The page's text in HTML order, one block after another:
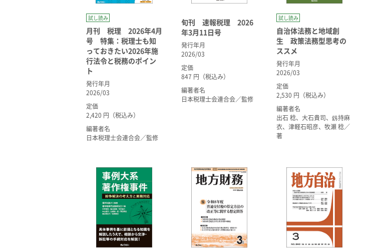
試し読み
月刊 税理 2026年4月
号 特集：税理士も知
っておきたい2026年施
行法令と税務のポイン
ト
発行年月
2026/03
定価
2,420 円（税込み）
編著者名
日本税理士会連合会／監修
旬刊 速報税理 2026
年3月11日号
発行年月
2026/03
定価
847 円（税込み）
編著者名
日本税理士会連合会／監修
試し読み
自治体法務と地域創
生 政策法務型思考の
ススメ
発行年月
2026/03
定価
2,530 円（税込み）
編著者名
出石 稔、大石貴司、釼持麻
衣、津軽石昭彦、牧瀬 稔／
著